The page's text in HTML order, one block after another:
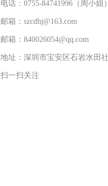
电话：0755-84741996（周小姐）
邮箱：szcdhj@163.com
邮箱：840026054@qq.com
地址：深圳市宝安区石岩水田
扫一扫关注